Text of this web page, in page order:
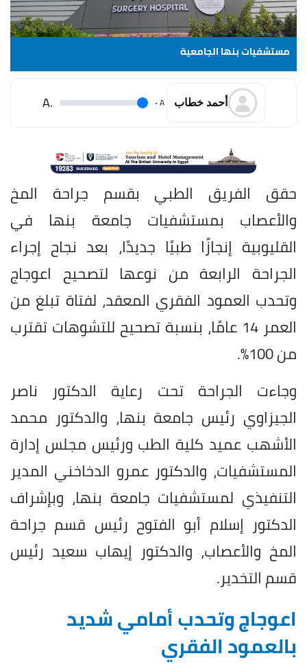
مستشفيات بنها الجامعية
أحمد خطاب A
.
.A
حقق الفريق الطبي بقسم جراحة المخ
والأعصاب بمستشفيات جامعة بنها في
القليوبية إنجازًا طبيًا جديدًا، بعد نجاح إجراء
الجراحة الرابعة من نوعها لتصحيح اعوجاج
وتحدب العمود الفقري المعقد، لفتاة تبلغ من
العمر 14 عامًا، بنسبة تصحيح للتشوهات تقترب
من 100%.
وجاءت الجراحة تحت رعاية الدكتور ناصر
الجيزاوي رئيس جامعة بنها، والدكتور محمد
الأشهب عميد كلية الطب ورئيس مجلس إدارة
المستشفيات، والدكتور عمرو الدخاخني المدير
التنفيذي لمستشفيات جامعة بنها، وبإشراف
الدكتور إسلام أبو الفتوح رئيس قسم جراحة
المخ والأعصاب، والدكتور إيهاب سعيد رئيس
قسم التخدير.
اعوجاج وتحدب أمامي شديد
بالعمود الفقري